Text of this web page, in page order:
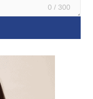
0 / 300